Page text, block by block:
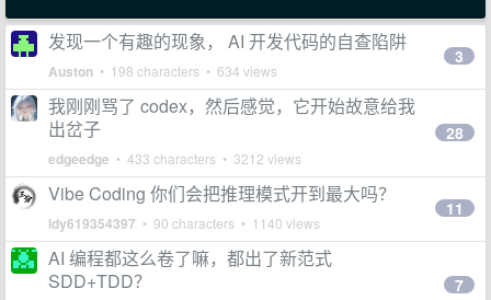
发现一个有趣的现象， AI 开发代码的自查陷阱
Auston • 198 characters • 634 views
3
我刚刚骂了 codex，然后感觉，它开始故意给我
出岔子
edgeedge • 433 characters • 3212 views
28
Vibe Coding 你们会把推理模式开到最大吗？
ldy619354397 • 90 characters • 1140 views
11
AI 编程都这么卷了嘛，都出了新范式
SDD+TDD？
7